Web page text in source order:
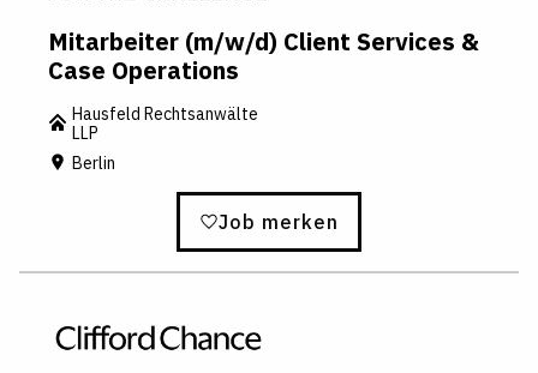
Mitarbeiter (m/w/d) Client Services &
Case Operations
Hausfeld Rechtsanwälte
LLP
Berlin
Job merken